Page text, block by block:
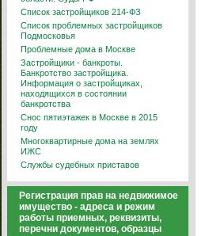
Список застройщиков 214-ФЗ
Список проблемных застройщиков
Подмосковья
Проблемные дома в Москве
Застройщики - банкроты.
Банкротство застройщика.
Информация о застройщиках,
находящихся в состоянии
банкротства
Снос пятиэтажек в Москве в 2015
году
Многоквартирные дома на землях
ИЖС
Службы судебных приставов
Регистрация прав на недвижимое
имущество - адреса и режим
работы приемных, реквизиты,
перечни документов, образцы